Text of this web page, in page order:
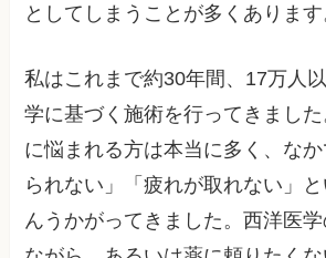
としてしまうことが多くあります
私はこれまで約30年間、17万人
学に基づく施術を行ってきまし
に悩まれる方は本当に多く、な
られない」「疲れが取れない」
んうかがってきました。西洋医